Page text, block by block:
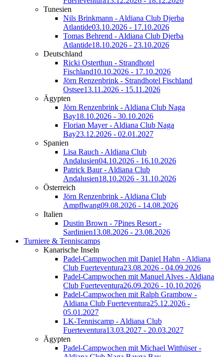
Tunesien
Nils Brinkmann - Aldiana Club Djerba
Atlantide03.10.2026 - 17.10.2026
Tomas Behrend - Aldiana Club Djerba
Atlantide18.10.2026 - 23.10.2026
Deutschland
Ricki Osterthun - Strandhotel
Fischland10.10.2026 - 17.10.2026
Jörn Renzenbrink - Strandhotel Fischland
Ostsee13.11.2026 - 15.11.2026
Ägypten
Jörn Renzenbrink - Aldiana Club Naga
Bay18.10.2026 - 30.10.2026
Florian Mayer - Aldiana Club Naga
Bay23.12.2026 - 02.01.2027
Spanien
Lisa Rauch - Aldiana Club
Andalusien04.10.2026 - 16.10.2026
Patrick Baur - Aldiana Club
Andalusien18.10.2026 - 31.10.2026
Österreich
Jörn Renzenbrink - Aldiana Club
Ampflwang09.08.2026 - 14.08.2026
Italien
Dustin Brown - 7Pines Resort -
Sardinien13.08.2026 - 23.08.2026
Turniere & Tenniscamps
Kanarische Inseln
Padel-Campwochen mit Daniel Hahn - Aldiana
Club Fuerteventura23.08.2026 - 04.09.2026
Padel-Campwochen mit Manuel Alves - Aldiana
Club Fuerteventura26.09.2026 - 10.10.2026
Padel-Campwochen mit Ralph Grambow -
Aldiana Club Fuerteventura25.12.2026 -
05.01.2027
LK-Tenniscamp - Aldiana Club
Fuerteventura13.03.2027 - 20.03.2027
Ägypten
Padel-Campwochen mit Michael Witthüser -